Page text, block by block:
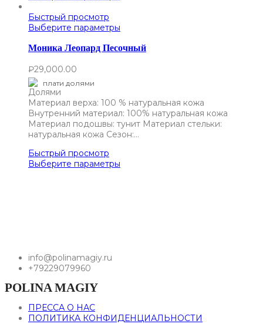
Быстрый просмотр
Выберите параметры
Моника Леопард Песочный
₽29,000.00
плати долями
Материал верха: 100 % натуральная кожа
Внутренний материал: 100% натуральная кожа
Материал подошвы: тунит Материал стельки:
натуральная кожа Сезон:…
Быстрый просмотр
Выберите параметры
info@polinamagiy.ru
+79229079960
POLINA MAGIY
ПРЕССА О НАС
ПОЛИТИКА КОНФИДЕНЦИАЛЬНОСТИ